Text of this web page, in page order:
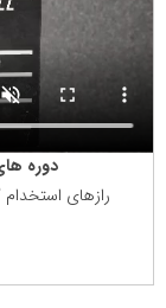
دوره
رازهای